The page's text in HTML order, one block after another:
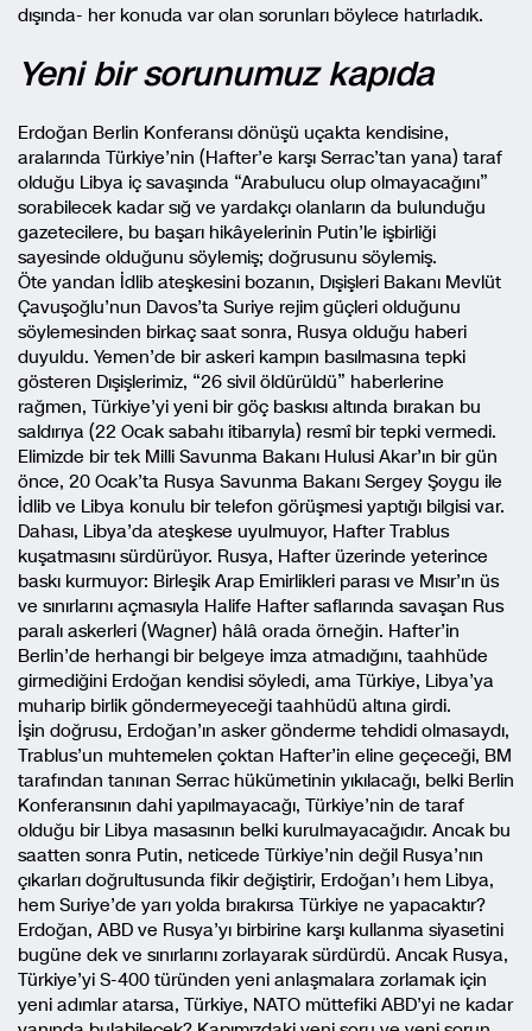
dışında- her konuda var olan sorunları böylece hatırladık.
Yeni bir sorunumuz kapıda
Erdoğan Berlin Konferansı dönüşü uçakta kendisine,
aralarında Türkiye’nin (Hafter’e karşı Serrac’tan yana) taraf
olduğu Libya iç savaşında “Arabulucu olup olmayacağını”
sorabilecek kadar sığ ve yardakçı olanların da bulunduğu
gazetecilere, bu başarı hikâyelerinin Putin’le işbirliği
sayesinde olduğunu söylemiş; doğrusunu söylemiş.
Öte yandan İdlib ateşkesini bozanın, Dışişleri Bakanı Mevlüt
Çavuşoğlu’nun Davos’ta Suriye rejim güçleri olduğunu
söylemesinden birkaç saat sonra, Rusya olduğu haberi
duyuldu. Yemen’de bir askeri kampın basılmasına tepki
gösteren Dışişlerimiz, “26 sivil öldürüldü” haberlerine
rağmen, Türkiye’yi yeni bir göç baskısı altında bırakan bu
saldırıya (22 Ocak sabahı itibarıyla) resmî bir tepki vermedi.
Elimizde bir tek Milli Savunma Bakanı Hulusi Akar’ın bir gün
önce, 20 Ocak’ta Rusya Savunma Bakanı Sergey Şoygu ile
İdlib ve Libya konulu bir telefon görüşmesi yaptığı bilgisi var.
Dahası, Libya’da ateşkese uyulmuyor, Hafter Trablus
kuşatmasını sürdürüyor. Rusya, Hafter üzerinde yeterince
baskı kurmuyor: Birleşik Arap Emirlikleri parası ve Mısır’ın üs
ve sınırlarını açmasıyla Halife Hafter saflarında savaşan Rus
paralı askerleri (Wagner) hâlâ orada örneğin. Hafter’in
Berlin’de herhangi bir belgeye imza atmadığını, taahhüde
girmediğini Erdoğan kendisi söyledi, ama Türkiye, Libya’ya
muharip birlik göndermeyeceği taahhüdü altına girdi.
İşin doğrusu, Erdoğan’ın asker gönderme tehdidi olmasaydı,
Trablus’un muhtemelen çoktan Hafter’in eline geçeceği, BM
tarafından tanınan Serrac hükümetinin yıkılacağı, belki Berlin
Konferansının dahi yapılmayacağı, Türkiye’nin de taraf
olduğu bir Libya masasının belki kurulmayacağıdır. Ancak bu
saatten sonra Putin, neticede Türkiye’nin değil Rusya’nın
çıkarları doğrultusunda fikir değiştirir, Erdoğan’ı hem Libya,
hem Suriye’de yarı yolda bırakırsa Türkiye ne yapacaktır?
Erdoğan, ABD ve Rusya’yı birbirine karşı kullanma siyasetini
bugüne dek ve sınırlarını zorlayarak sürdürdü. Ancak Rusya,
Türkiye’yi S-400 türünden yeni anlaşmalara zorlamak için
yeni adımlar atarsa, Türkiye, NATO müttefiki ABD’yi ne kadar